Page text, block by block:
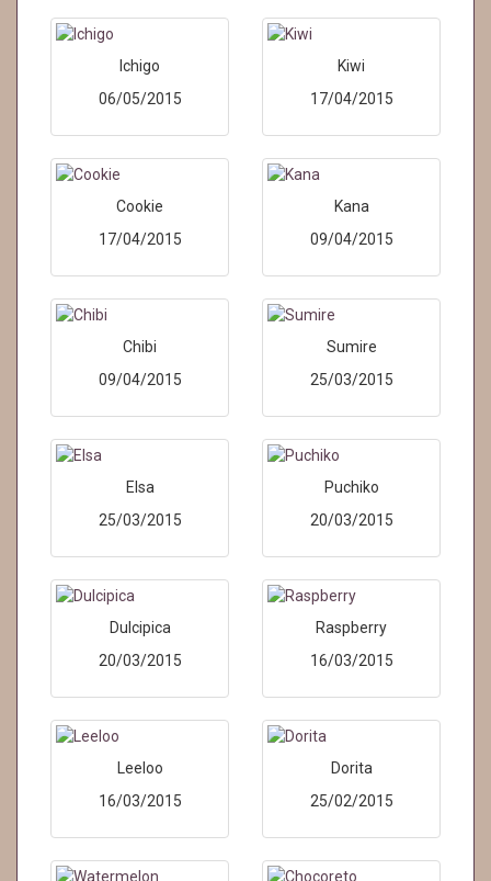
Ichigo
06/05/2015
Kiwi
17/04/2015
Cookie
17/04/2015
Kana
09/04/2015
Chibi
09/04/2015
Sumire
25/03/2015
Elsa
25/03/2015
Puchiko
20/03/2015
Dulcipica
20/03/2015
Raspberry
16/03/2015
Leeloo
16/03/2015
Dorita
25/02/2015